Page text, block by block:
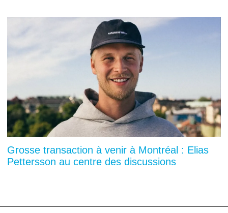
Grosse transaction à venir à Montréal : Elias
Pettersson au centre des discussions